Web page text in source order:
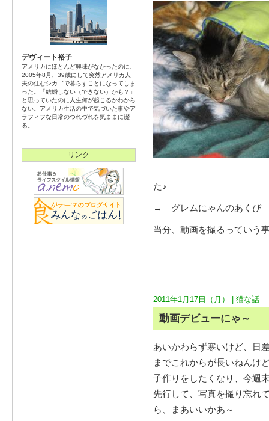
た♪
→ グレムにゃんのあくび
当分、動画を撮るっていう
2011年1月17日（月） | 猫な話
動画デビューにゃ～
あいかわらず寒いけど、日
までこれからが長いねんけ
子作りをしたくなり、今週
先行して、写真を撮り忘れ
ら、まあいいかあ～
デヴィート裕子
アメリカにほとんど興味がなかったのに、
2005年8月、39歳にして突然アメリカ人
夫の住むシカゴで暮らすことになってしま
った。「結婚しない（できない）かも？」
と思っていたのに人生何が起こるかわから
ない。アメリカ生活の中で気づいた事やア
ラフィフな日常のつれづれを気ままに綴
る。
リンク